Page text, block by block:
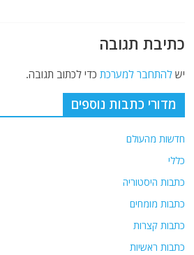
כתיבת תגובה
ישלהתחבר למערכת כדי לכתוב תגובה.
מדורי כתבות נוספים
חדשות מהעולם
כללי
כתבות היסטוריה
כתבות מומחים
כתבות קצרות
כתבות ראשיות